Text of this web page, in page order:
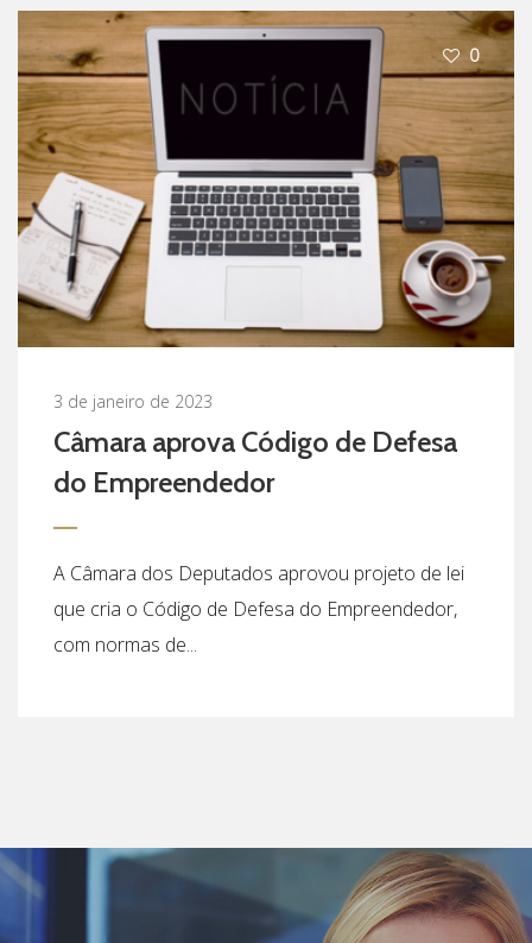
0
3 de janeiro de 2023
Câmara aprova Código de Defesa
do Empreendedor
A Câmara dos Deputados aprovou projeto de lei
que cria o Código de Defesa do Empreendedor,
com normas de...